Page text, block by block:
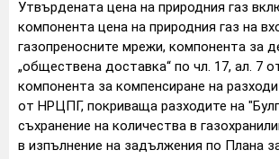
Утвърдената цена на природния газ
компонента цена на природния газ на
газопреносните мрежи, компонента за
„обществена доставка“ по чл. 17, ал. 7
компонента за компенсиране на
от НРЦПГ, покриваща разходите на
съхранение на количества в
в изпълнение на задължения по Плана